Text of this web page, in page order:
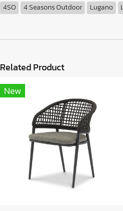
4SO 4 Seasons Outdoor Lugano
Related Product
New